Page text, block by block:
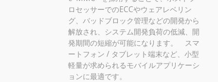
ロセッサーでのECCやウェアレベリン
グ、バッドブロック管理などの開発から
解放され、システム開発負荷の低減、開
発期間の短縮が可能になります。 スマ
ートフォン / タブレット端末など、小型
軽量が求められるモバイルアプリケーシ
ョンに最適です。